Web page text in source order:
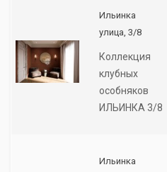
Ильинка
улица, 3/8
Коллекция
клубных
особняков
ИЛЬИНКА 3/8
Ильинка